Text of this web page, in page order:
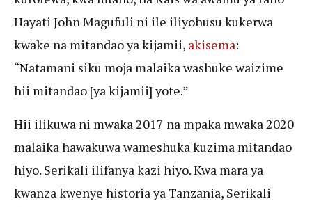
Hayati John Magufuli ni ile iliyohusu kukerwa
kwake na mitandao ya kijamii, akisema:
“Natamani siku moja malaika washuke waizime
hii mitandao [ya kijamii] yote.”
Hii ilikuwa ni mwaka 2017 na mpaka mwaka 2020
malaika hawakuwa wameshuka kuzima mitandao
hiyo. Serikali ilifanya kazi hiyo. Kwa mara ya
kwanza kwenye historia ya Tanzania, Serikali